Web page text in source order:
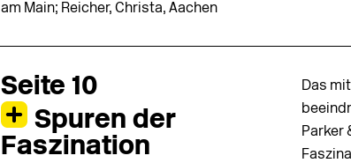
am Main; Reicher, Christa, Aachen
Seite 10
Spuren der
Faszination
Das
Parker